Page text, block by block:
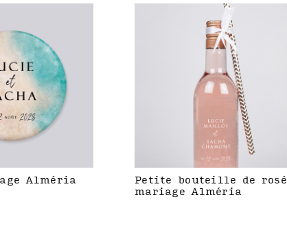
Alméria
Petite bouteille de rosé
mariage Alméria